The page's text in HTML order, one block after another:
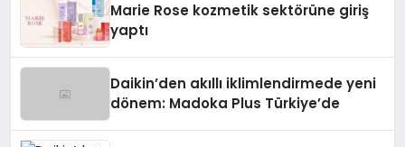
Marie Rose kozmetik sektörüne giriş
yaptı
Daikin’den akıllı iklimlendirmede yeni
dönem: Madoka Plus Türkiye’de